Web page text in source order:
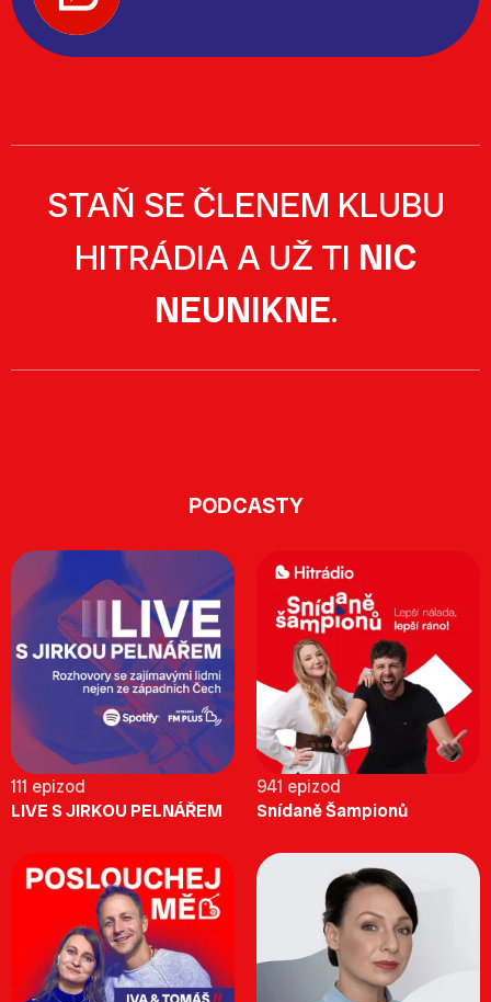
STAŇ SE ČLENEM KLUBU
HITRÁDIA A UŽ TI NIC
NEUNIKNE.
PODCASTY
111 epizod
LIVE S JIRKOU PELNÁŘEM
941 epizod
Snídaně Šampionů